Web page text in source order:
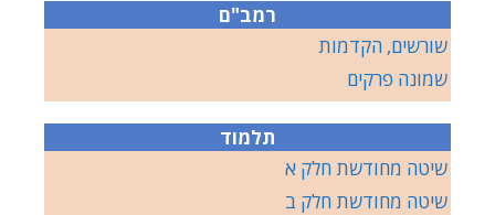
רמב"ם
שורשים, הקדמות
שמונה פרקים
תלמוד
שיטה מחודשת חלק א
שיטה מחודשת חלק ב